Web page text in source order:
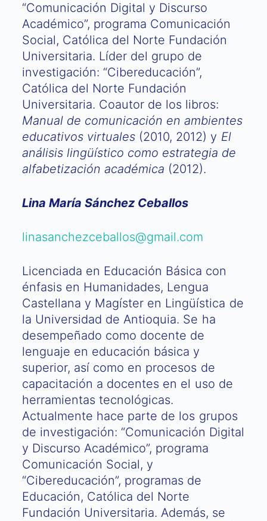
“Comunicación Digital y Discurso
Académico”, programa Comunicación
Social, Católica del Norte Fundación
Universitaria. Líder del grupo de
investigación: “Cibereducación”,
Católica del Norte Fundación
Universitaria. Coautor de los libros:
Manual de comunicación en ambientes
educativos virtuales (2010, 2012) y El
análisis lingüístico como estrategia de
alfabetización académica (2012).
Lina María Sánchez Ceballos
linasanchezceballos@gmail.com
Licenciada en Educación Básica con
énfasis en Humanidades, Lengua
Castellana y Magíster en Lingüística de
la Universidad de Antioquia. Se ha
desempeñado como docente de
lenguaje en educación básica y
superior, así como en procesos de
capacitación a docentes en el uso de
herramientas tecnológicas.
Actualmente hace parte de los grupos
de investigación: “Comunicación Digital
y Discurso Académico”, programa
Comunicación Social, y
“Cibereducación”, programas de
Educación, Católica del Norte
Fundación Universitaria. Además, se